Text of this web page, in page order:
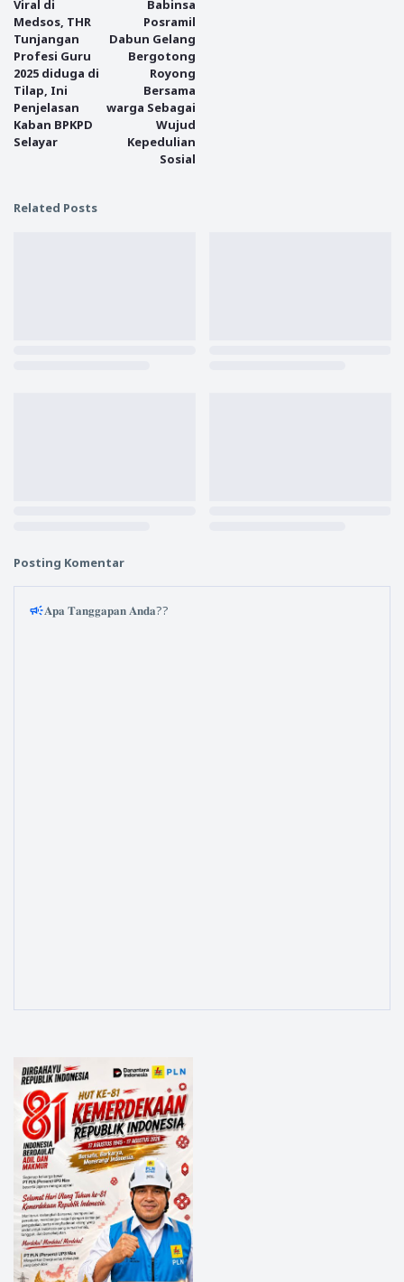
Viral di
Medsos, THR
Tunjangan
Profesi Guru
2025 diduga di
Tilap, Ini
Penjelasan
Kaban BPKPD
Selayar
Babinsa
Posramil
Dabun Gelang
Bergotong
Royong
Bersama
warga Sebagai
Wujud
Kepedulian
Sosial
Related Posts
Posting Komentar
𝐀𝐩𝐚 𝐓𝐚𝐧𝐠𝐠𝐚𝐩𝐚𝐧 𝐀𝐧𝐝𝐚??